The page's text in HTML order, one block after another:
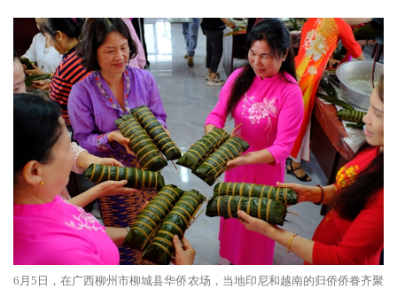
6月5日，在广西柳州市柳城县华侨农场，当地印尼和越南的归侨侨眷齐聚